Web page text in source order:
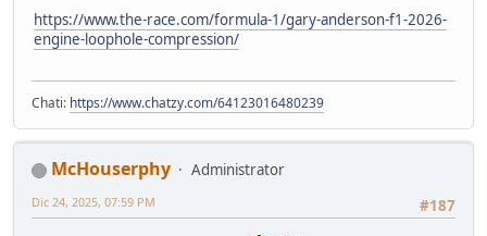
https://www.the-race.com/formula-1/gary-anderson-f1-2026-
engine-loophole-compression/
Chati: https://www.chatzy.com/64123016480239
McHouserphy
Administrator
#187
Dic 24, 2025, 07:59 PM